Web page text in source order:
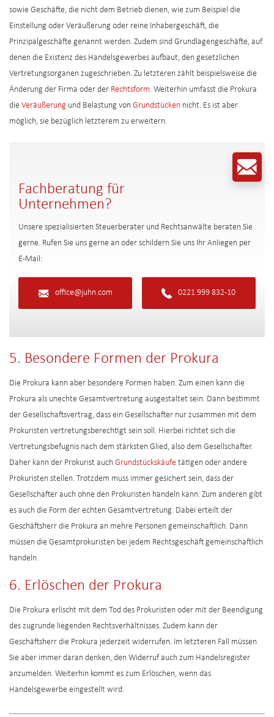
sowie Geschäfte, die nicht dem Betrieb dienen, wie zum Beispiel die
Einstellung oder Veräußerung oder reine Inhabergeschäft, die
Prinzipalgeschäfte genannt werden. Zudem sind Grundlagengeschäfte, auf
denen die Existenz des Handelsgewerbes aufbaut, den gesetzlichen
Vertretungsorganen zugeschrieben. Zu letzteren zählt beispielsweise die
Änderung der Firma oder der Rechtsform. Weiterhin umfasst die Prokura
die Veräußerung und Belastung von Grundstücken nicht. Es ist aber
möglich, sie bezüglich letzterem zu erweitern.
Fachberatung für
Unternehmen?
Unsere spezialisierten Steuerberater und Rechtsanwälte beraten Sie
gerne. Rufen Sie uns gerne an oder schildern Sie uns Ihr Anliegen per
E-Mail:
office@juhn.com 0221 999 832-10
5. Besondere Formen der Prokura
Die Prokura kann aber besondere Formen haben. Zum einen kann die
Prokura als unechte Gesamtvertretung ausgestaltet sein. Dann bestimmt
der Gesellschaftsvertrag, dass ein Gesellschafter nur zusammen mit dem
Prokuristen vertretungsberechtigt sein soll. Hierbei richtet sich die
Vertretungsbefugnis nach dem stärksten Glied, also dem Gesellschafter.
Daher kann der Prokurist auch Grundstückskäufe tätigen oder andere
Prokuristen stellen. Trotzdem muss immer gesichert sein, dass der
Gesellschafter auch ohne den Prokuristen handeln kann. Zum anderen gibt
es auch die Form der echten Gesamtvertretung. Dabei erteilt der
Geschäftsherr die Prokura an mehre Personen gemeinschaftlich. Dann
müssen die Gesamtprokuristen bei jedem Rechtsgeschäft gemeinschaftlich
handeln.
6. Erlöschen der Prokura
Die Prokura erlischt mit dem Tod des Prokuristen oder mit der Beendigung
des zugrunde liegenden Rechtsverhältnisses. Zudem kann der
Geschäftsherr die Prokura jederzeit widerrufen. Im letzteren Fall müssen
Sie aber immer daran denken, den Widerruf auch zum Handelsregister
anzumelden. Weiterhin kommt es zum Erlöschen, wenn das
Handelsgewerbe eingestellt wird.